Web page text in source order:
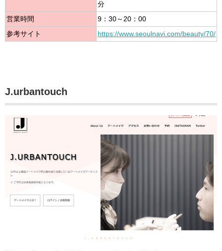
分
営業時間
9：30～20：00
参考サイト
https://www.seoulnavi.com/beauty/70/
J.urbantouch